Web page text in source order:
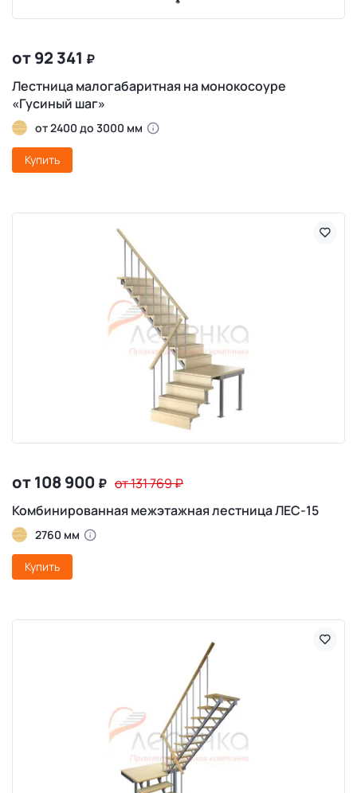
от 92 341 ₽
Лестница малогабаритная на монокосоуре
«Гусиный шаг»
от 2400 до 3000 мм
Купить
от 108 900 ₽ от 131 769₽
Комбинированная межэтажная лестница ЛЕС-15
2760 мм
Купить